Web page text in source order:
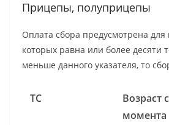
Прицепы, полуприцепы
Оплата сбора предусмотрена
которых равна или более десяти
меньше данного указателя, то
ТС
Возраст с
момента